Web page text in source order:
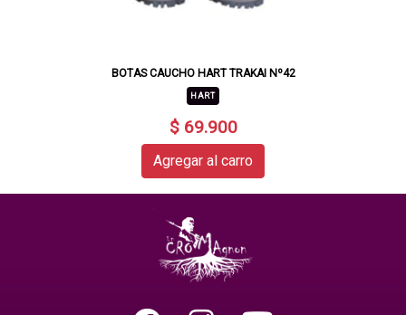
BOTAS CAUCHO HART TRAKAI Nº42
HART
$ 69.900
Agregar al carro